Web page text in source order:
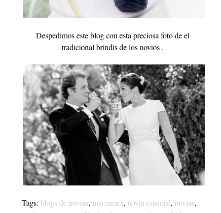
Despedimos este blog con esta preciosa foto de el
tradicional brindis de los novios .
Tags: blogs de novias, macrames, novia especial, novias,